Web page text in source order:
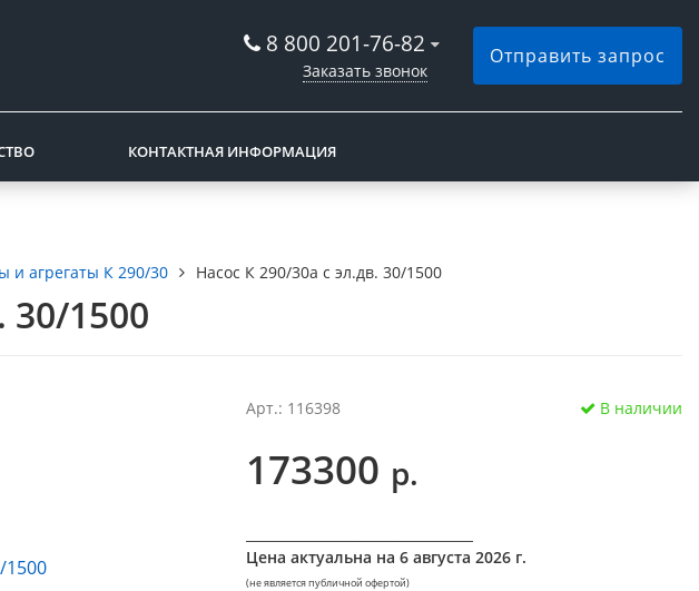
8 800 201-76-82
Заказать звонок
Отправить запрос
КОНТАКТНАЯ ИНФОРМАЦИЯ
и агрегаты К 290/30 Насос К 290/30а с эл.дв. 30/1500
30/1500
Арт.: 116398 В наличии
173300 р.
Цена актуальна на 6 августа 2026 г.
(не является публичной офертой)